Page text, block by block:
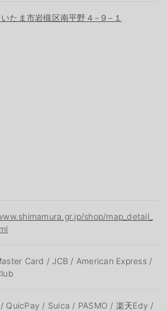
たま市岩槻区南平野４−９−１
shop/map_detail_
Card / JCB / American Express /
QuicPay / Suica / PASMO / 楽天Edy /